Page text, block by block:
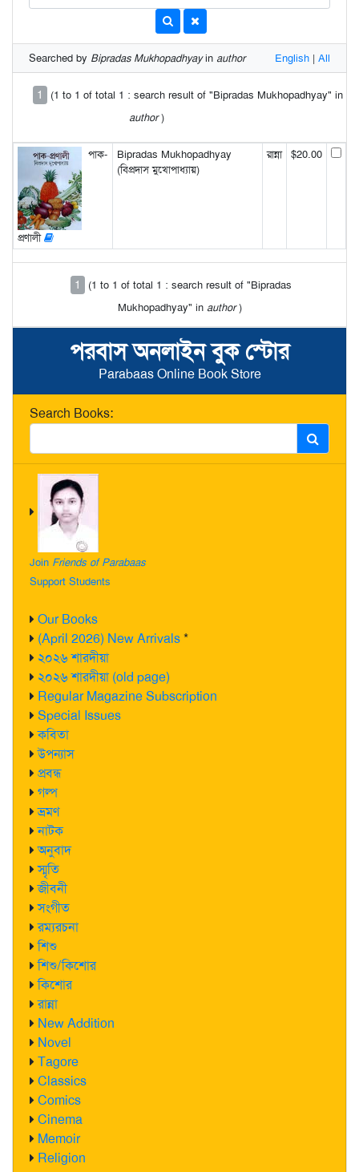
পরবাস অনলাইন বুক স্টোর
Parabaas Online Book Store
Search Books:
Join Friends of Parabaas
Support Students
Our Books
(April 2026) New Arrivals*
২০২৬ শারদীয়া
২০২৬ শারদীয়া (old page)
Regular Magazine Subscription
Special Issues
কবিতা
উপন্যাস
প্রবন্ধ
গল্প
ভ্রমণ
নাটক
অনুবাদ
স্মৃতি
জীবনী
সংগীত
রম্যরচনা
শিশু
শিশু/কিশোর
কিশোর
রান্না
New Addition
Novel
Tagore
Classics
Comics
Cinema
Memoir
Religion
Searched by Bipradas Mukhopadhyayin author English | All
1
(1 to 1 of total 1 : search result of "Bipradas Mukhopadhyay" in
author)
পাক-
প্রণালী
Bipradas Mukhopadhyay
(বিপ্রদাস মুখোপাধ্যায়)
রান্না $20.00
1
(1 to 1 of total 1 : search result of "Bipradas
Mukhopadhyay" in author)